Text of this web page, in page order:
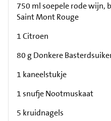
750 ml soepele rode wijn,
Saint Mont Rouge
1 Citroen
80 g Donkere
1 kaneelstukje
1 snufje Nootmuskaat
5 kruidnagels